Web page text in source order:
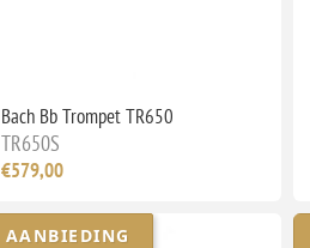
Bach Bb Trompet TR650
TR650S
€579,00
AANBIEDING